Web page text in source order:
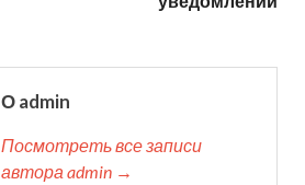
О admin
Посмотреть все записи
автора admin →